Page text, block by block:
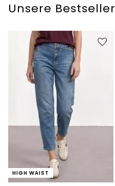
Unsere Bestseller
HIGH WAIST